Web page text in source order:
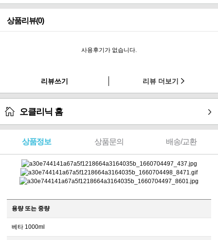
상품리뷰(0)
사용후기가 없습니다.
리뷰쓰기 리뷰 더보기
오클리닉 홈
상품정보 상품문의 배송/교환
용량 또는 중량
베타 1000ml